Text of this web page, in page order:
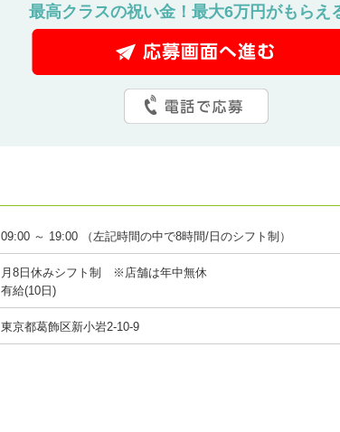
最高クラスの祝い金！最大6万円がもらえ
09:00 ～ 19:00 （左記時間の中で8時間/日のシフト制）
月8日休みシフト制 ※店舗は年中無休
有給(10日)
東京都葛飾区新小岩2-10-9